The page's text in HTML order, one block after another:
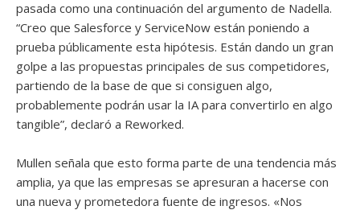
pasada como una continuación del argumento de Nadella.
“Creo que Salesforce y ServiceNow están poniendo a
prueba públicamente esta hipótesis. Están dando un gran
golpe a las propuestas principales de sus competidores,
partiendo de la base de que si consiguen algo,
probablemente podrán usar la IA para convertirlo en algo
tangible”, declaró a Reworked.
Mullen señala que esto forma parte de una tendencia más
amplia, ya que las empresas se apresuran a hacerse con
una nueva y prometedora fuente de ingresos. «Nos